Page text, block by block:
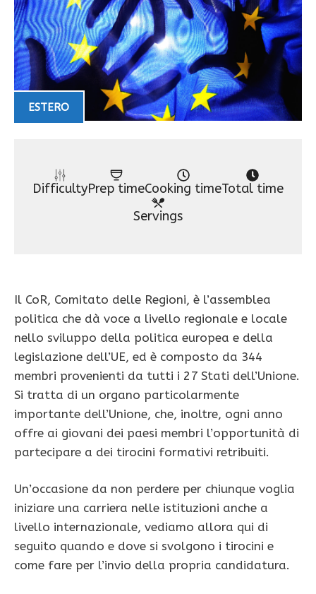
ESTERO
DifficultyPrep timeCooking timeTotal time
Servings
Il CoR, Comitato delle Regioni, è l’assemblea
politica che dà voce a livello regionale e locale
nello sviluppo della politica europea e della
legislazione dell’UE, ed è composto da 344
membri provenienti da tutti i 27 Stati dell’Unione.
Si tratta di un organo particolarmente
importante dell’Unione, che, inoltre, ogni anno
offre ai giovani dei paesi membri l’opportunità di
partecipare a dei tirocini formativi retribuiti.
Un’occasione da non perdere per chiunque voglia
iniziare una carriera nelle istituzioni anche a
livello internazionale, vediamo allora qui di
seguito quando e dove si svolgono i tirocini e
come fare per l’invio della propria candidatura.